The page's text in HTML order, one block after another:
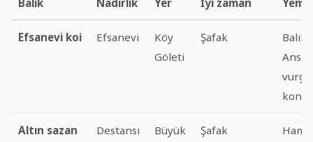
Balık Nadirlik Yer İyi zaman Yem
Efsanevi koi Efsanevi
Köy
Göleti
Şafak
Balık
Altın sazan Destansı
Büyük
Şafak